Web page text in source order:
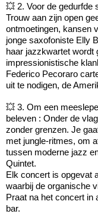
💥 2. Voor de gedurfde
Trouw aan zijn open
ontmoetingen, kansen
jonge saxofoniste Elly
haar jazzkwartet wordt
impressionistische
Federico Pecoraro
uit te nodigen, de
💥 3. Om een
beleven : Onder de
zonder grenzen. Je
met jungle-ritmes, om
tussen moderne jazz
Quintet.
Elk concert is opgevat
waarbij de organische
Praat na het concert in
bar.